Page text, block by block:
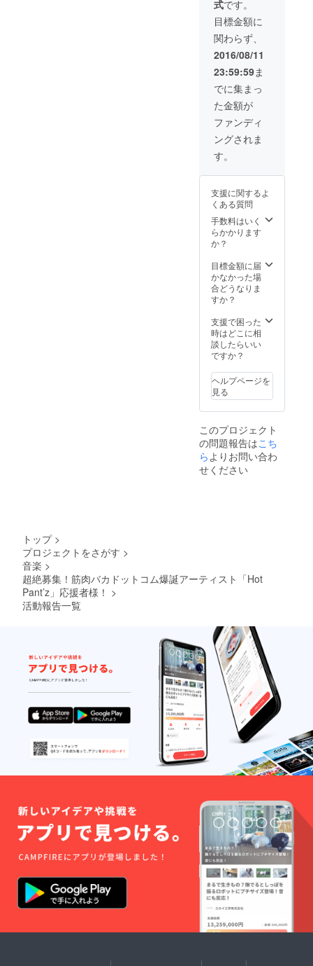
（ホッ
トパン
ツ）特
別ペー
ジ」、
「Hot
Pant’z
（ホッ
トパン
ツ）公
式
Facebo
okペー
+URLを
掲載し
ます。
肉部位
バラエ
ティ
「Hot
Pant’z
（ホッ
トパン
ツ）秘
蔵写
真」
（10枚
以上）
を同封
（超プ
レス）
式です。
目標金額に
関わらず、
2016/08/11
23:59:59ま
でに集まっ
た金額が
ファンディ
ングされま
す。
支援に関するよ
くある質問
手数料はいく
らかかります
か？
目標金額に届
かなかった場
合どうなりま
すか？
支援で困った
時はどこに相
談したらいい
ですか？
ヘルプページを
見る
このプロジェクト
の問題報告はこち
ら よりお問い合わ
せください
トップ >
プロジェクトをさがす >
音楽 >
超絶募集！筋肉バカドットコム爆誕アーティスト「Hot
Pant’z」応援者様！ >
活動報告一覧